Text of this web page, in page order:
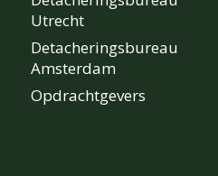
Utrecht
Detacheringsbureau
Amsterdam
Opdrachtgevers